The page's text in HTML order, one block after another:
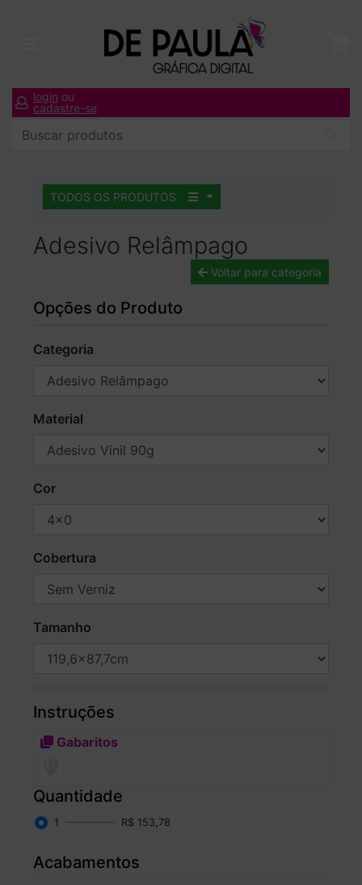
login ou
cadastre-se
TODOS OS PRODUTOS
Adesivo Relâmpago
Voltar para categoria
Opções do Produto
Categoria
Material
Cor
Cobertura
Tamanho
Instruções
Gabaritos
Quantidade
1 R$ 153,78
Acabamentos